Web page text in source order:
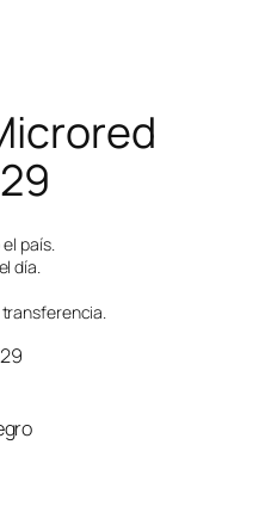
país.
día.
transferencia.